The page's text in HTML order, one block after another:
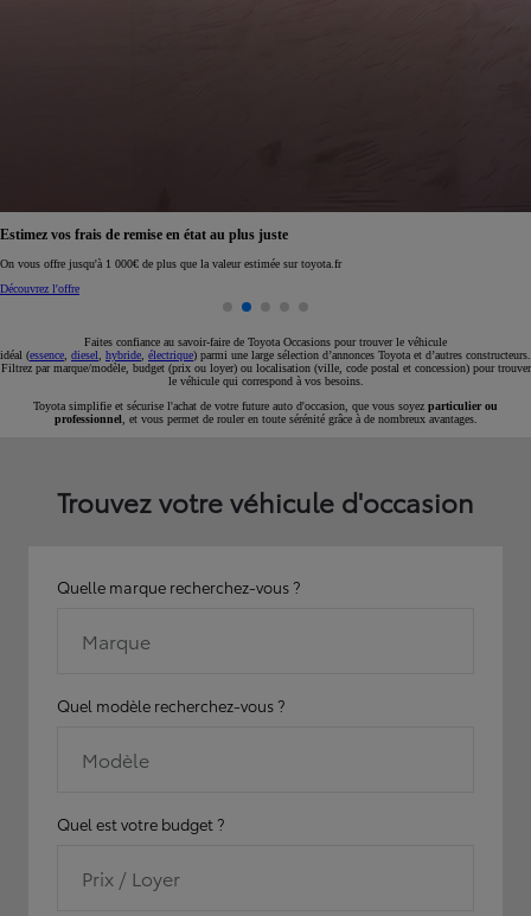
Réservez en ligne votre occasion pour 1€ seulement
Réservez en ligne
Faites confiance au savoir-faire de Toyota Occasions pour trouver le véhicule
idéal (essence diesel hybride électrique) parmi une large sélection d’annonces Toyota et d’autres constructeurs.
Filtrez par marque/modèle, budget (prix ou loyer) ou localisation (ville, code postal et concession) pour trouver
le véhicule qui correspond à vos besoins.
Toyota simplifie et sécurise l'achat de votre future auto d'occasion, que vous soyez particulier ou
professionnel , et vous permet de rouler en toute sérénité grâce à de nombreux avantages.
Trouvez votre véhicule d'occasion
Quelle marque recherchez-vous ?
Marque
Quel modèle recherchez-vous ?
Modèle
Quel est votre budget ?
Prix / Loyer